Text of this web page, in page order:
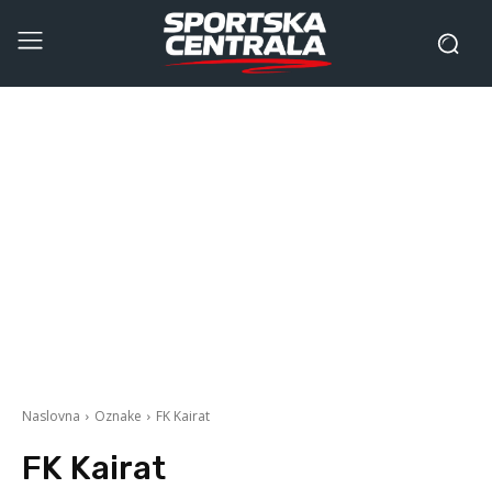
Naslovna Oznake FK Kairat
FK Kairat